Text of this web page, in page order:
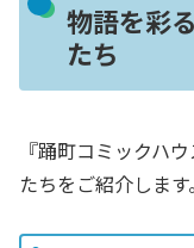
物語を彩
たち
『踊町コミックハ
たちをご紹介します。